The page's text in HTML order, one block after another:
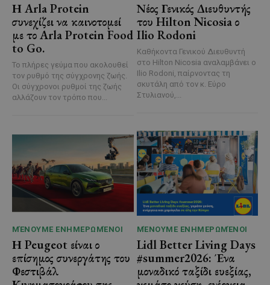
Η Arla Protein
συνεχίζει να καινοτομεί
με το Arla Protein Food
to Go.
Το πλήρες γεύμα που ακολουθεί
τον ρυθμό της σύγχρονης ζωής.
Οι σύγχρονοι ρυθμοί της ζωής
αλλάζουν τον τρόπο που...
Νέος Γενικός Διευθυντής
του Hilton Nicosia ο
Ilio Rodoni
Καθήκοντα Γενικού Διευθυντή
στο Hilton Nicosia αναλαμβάνει ο
Ilio Rodoni, παίρνοντας τη
σκυτάλη από τον κ. Εύρο
Στυλιανού,...
ΜΈΝΟΥΜΕ ΕΝΗΜΕΡΩΜΈΝΟΙ
Η Peugeot είναι ο
επίσημος συνεργάτης του
Φεστιβάλ
ΜΈΝΟΥΜΕ ΕΝΗΜΕΡΩΜΈΝΟΙ
Lidl Better Living Days
#summer2026: Ένα
μοναδικό ταξίδι ευεξίας,